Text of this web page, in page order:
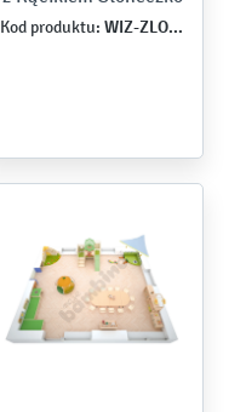
Kod produktu: WIZ-ZLO-MB-0003